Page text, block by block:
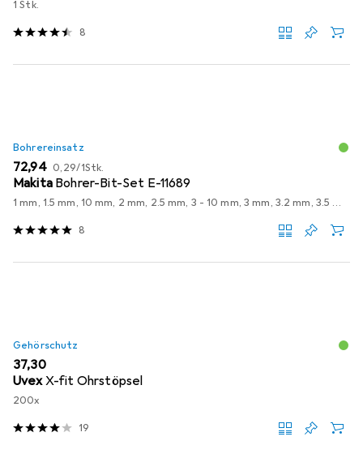
1 Stk.
8
Bohrereinsatz
EUR
72,94 EUR
0,29/1Stk.
Makita Bohrer-Bit-Set E-11689
1 mm, 1.5 mm, 10 mm, 2 mm, 2.5 mm, 3 - 10 mm, 3 mm, 3.2 mm, 3.5 mm, 4 - 7.5mm, 4 mm, 4 x 75, 4.5 mm, 5 mm, 5.5 mm, 6 mm, 7.5 mm, 8 mm, 9 mm
8
Gehörschutz
EUR
37,30
UvexX-fit Ohrstöpsel
200x
19